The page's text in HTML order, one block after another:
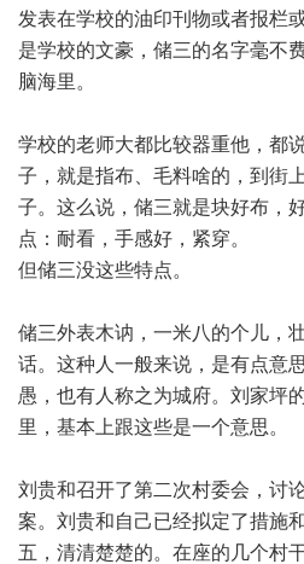
发表在学校的油印刊物或者报栏
是学校的文豪，储三的名字毫不
脑海里。
学校的老师大都比较器重他，都
子，就是指布、毛料啥的，到街
子。这么说，储三就是块好布，
点：耐看，手感好，紧穿。
但储三没这些特点。
储三外表木讷，一米八的个儿，
话。这种人一般来说，是有点意
愚，也有人称之为城府。刘家坪
里，基本上跟这些是一个意思。
刘贵和召开了第二次村委会，讨
案。刘贵和自己已经拟定了措施
五，清清楚楚的。在座的几个村